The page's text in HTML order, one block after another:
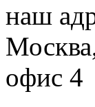
наш
Москва
офис 4